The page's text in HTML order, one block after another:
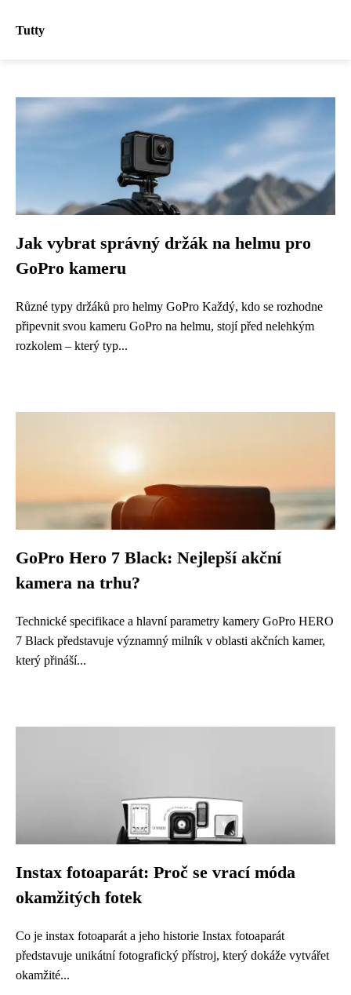
Tutty
Jak vybrat správný držák na helmu pro
GoPro kameru
Různé typy držáků pro helmy GoPro Každý, kdo se rozhodne
připevnit svou kameru GoPro na helmu, stojí před nelehkým
rozkolem – který typ...
GoPro Hero 7 Black: Nejlepší akční
kamera na trhu?
Technické specifikace a hlavní parametry kamery GoPro HERO
7 Black představuje významný milník v oblasti akčních kamer,
který přináší...
Instax fotoaparát: Proč se vrací móda
okamžitých fotek
Co je instax fotoaparát a jeho historie Instax fotoaparát
představuje unikátní fotografický přístroj, který dokáže vytvářet
okamžité...